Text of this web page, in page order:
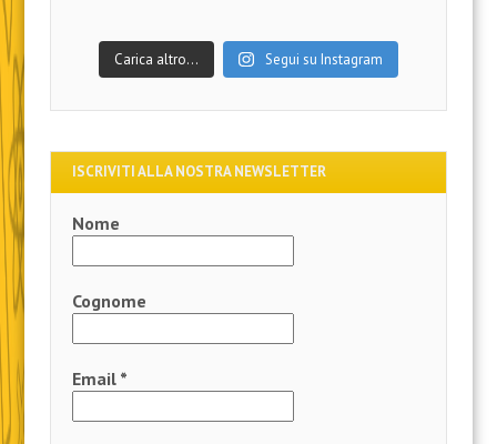
Carica altro… Segui su Instagram
ISCRIVITI ALLA NOSTRA NEWSLETTER
Nome
Cognome
Email *